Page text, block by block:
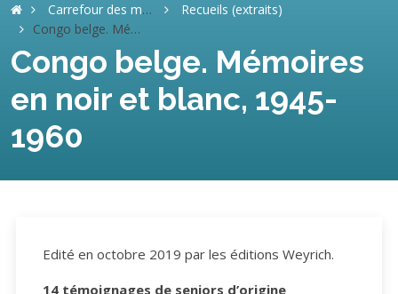
Carrefour des mémoires
Recueils (extraits)
Congo belge. Mémoires en noir et blanc, 1945-1960
Congo belge. Mémoires
en noir et blanc, 1945-
1960
Edité en octobre 2019 par les éditions Weyrich.
14 témoignages de seniors d’origine